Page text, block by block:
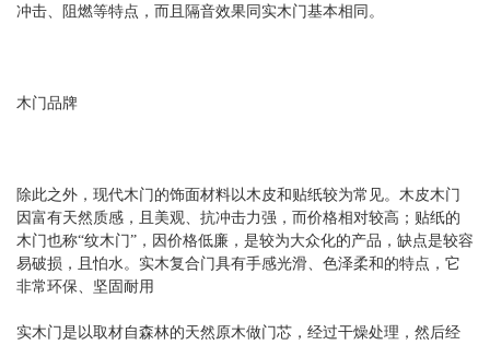
冲击、阻燃等特点，而且隔音效果同实木门基本相同。
木门品牌
除此之外，现代木门的饰面材料以木皮和贴纸较为常见。木皮木门
因富有天然质感，且美观、抗冲击力强，而价格相对较高；贴纸的
木门也称“纹木门”，因价格低廉，是较为大众化的产品，缺点是较容
易破损，且怕水。实木复合门具有手感光滑、色泽柔和的特点，它
非常环保、坚固耐用
实木门是以取材自森林的天然原木做门芯，经过干燥处理，然后经